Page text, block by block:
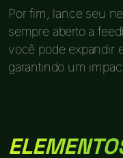
Por fim, lance seu
sempre aberto a
você pode expandir
garantindo um